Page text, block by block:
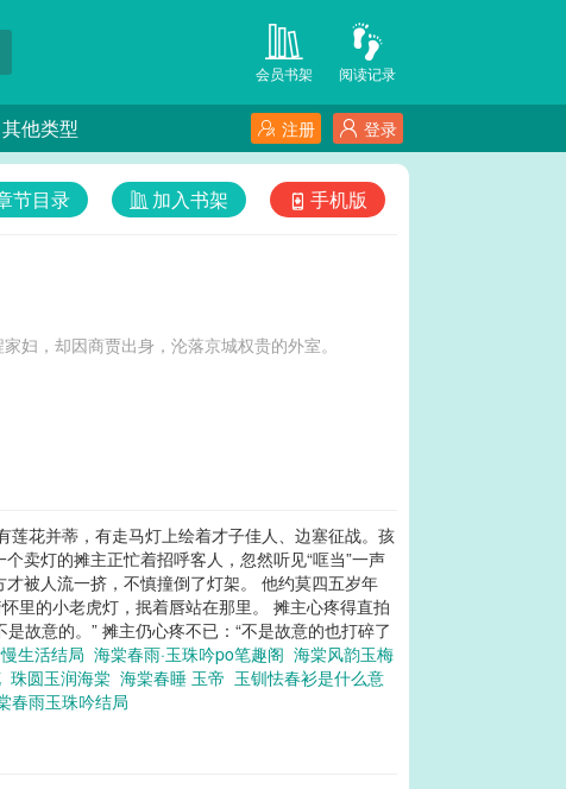
阅读记录
会员书架
其他类型 登录
注册
手机版
加入书架
节目录
妇，却因商贾出身，沦落京城权贵的外室。
花并蒂，有走马灯上绘着才子佳人、边塞征战。孩
卖灯的摊主正忙着招呼客人，忽然听见“哐当”一声
被人流一挤，不慎撞倒了灯架。 他约莫四五岁年
里的小老虎灯，抿着唇站在那里。 摊主心疼得直拍
故意的。” 摊主仍心疼不已：“不是故意的也打碎了
生活结局 海棠春雨·玉珠吟po笔趣阁 海棠风韵玉梅
珠圆玉润海棠 海棠春睡 玉帝 玉钏怯春衫是什么意
春雨玉珠吟结局